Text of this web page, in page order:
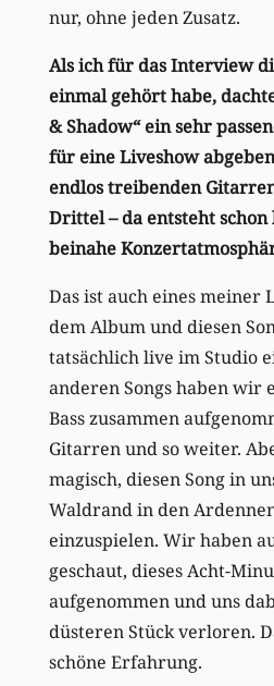
nur, ohne jeden Zusatz.
Als ich für das Interview
einmal gehört habe,
& Shadow“ ein sehr
für eine Liveshow
endlos treibenden
Drittel – da entsteht
beinahe
Das ist auch eines meiner
dem Album und diesen
tatsächlich live im Studio
anderen Songs haben wir
Bass zusammen
Gitarren und so weiter.
magisch, diesen Song in
Waldrand in den
einzuspielen. Wir haben
geschaut, dieses Acht-
aufgenommen und uns
düsteren Stück verloren.
schöne Erfahrung.